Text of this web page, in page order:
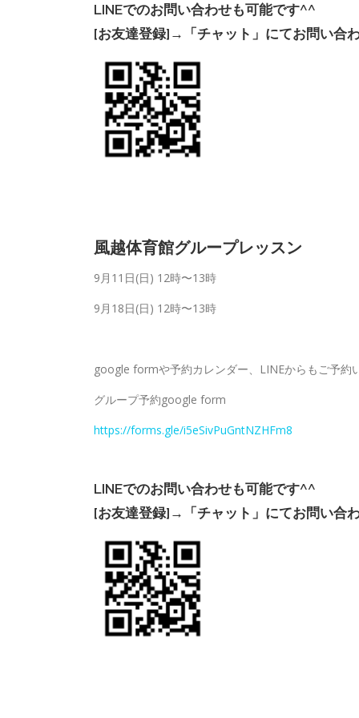
LINEでのお問い合わせも可能です^^
[お友達登録]→「チャット」にてお問い合わ
風越体育館グループレッスン
9月11日(日) 12時〜13時
9月18日(日) 12時〜13時
google formや予約カレンダー、LINEからもご予約
グループ予約google form
https://forms.gle/i5eSivPuGntNZHFm8
LINEでのお問い合わせも可能です^^
[お友達登録]→「チャット」にてお問い合わ